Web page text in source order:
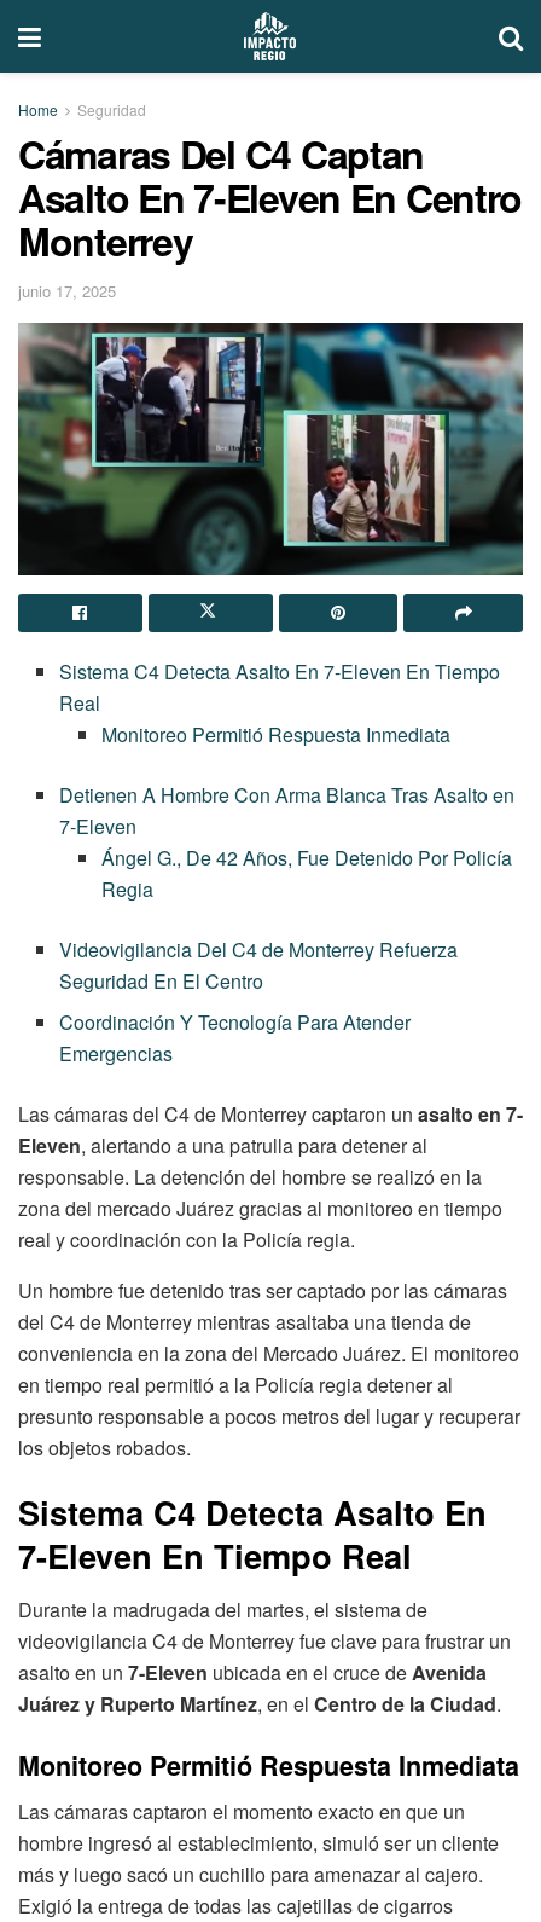
Home Seguridad
Cámaras Del C4 Captan
Asalto En 7-Eleven En Centro
Monterrey
junio 17, 2025
Sistema C4 Detecta Asalto En 7-Eleven En Tiempo
Real
Monitoreo Permitió Respuesta Inmediata
Detienen A Hombre Con Arma Blanca Tras Asalto en
7-Eleven
Ángel G., De 42 Años, Fue Detenido Por Policía
Regia
Videovigilancia Del C4 de Monterrey Refuerza
Seguridad En El Centro
Coordinación Y Tecnología Para Atender
Emergencias
Las cámaras del C4 de Monterrey captaron un asalto en 7-
Eleven, alertando a una patrulla para detener al
responsable. La detención del hombre se realizó en la
zona del mercado Juárez gracias al monitoreo en tiempo
real y coordinación con la Policía regia.
Un hombre fue detenido tras ser captado por las cámaras
del C4 de Monterrey mientras asaltaba una tienda de
conveniencia en la zona del Mercado Juárez. El monitoreo
en tiempo real permitió a la Policía regia detener al
presunto responsable a pocos metros del lugar y recuperar
los objetos robados.
Sistema C4 Detecta Asalto En
7-Eleven En Tiempo Real
Durante la madrugada del martes, el sistema de
videovigilancia C4 de Monterrey fue clave para frustrar un
asalto en un 7-Eleven ubicada en el cruce deAvenida
Juárez y Ruperto Martínez, en el Centro de la Ciudad.
Monitoreo Permitió Respuesta Inmediata
Las cámaras captaron el momento exacto en que un
hombre ingresó al establecimiento, simuló ser un cliente
más y luego sacó un cuchillo para amenazar al cajero.
Exigió la entrega de todas las cajetillas de cigarros